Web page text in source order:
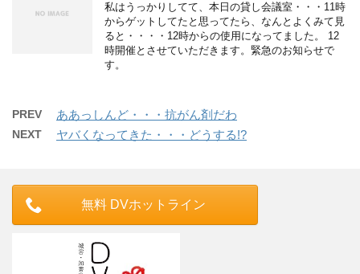
私はうっかりしてて、本日の貸し会議室・・・11時
からゲットしてたと思ってたら、なんとよくみて見
ると・・・・12時からの使用になってました。 12
時開催とさせていただきます。緊急のお知らせで
す。
PREV ああっしんど・・・抗がん剤だわ
NEXT ヤバくなってきた・・・どうする!?
無料 DVホットライン